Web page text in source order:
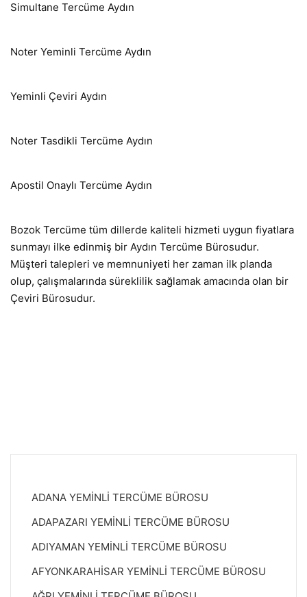
Simultane Tercüme Aydın
Noter Yeminli Tercüme Aydın
Yeminli Çeviri Aydın
Noter Tasdikli Tercüme Aydın
Apostil Onaylı Tercüme Aydın
Bozok Tercüme tüm dillerde kaliteli hizmeti uygun fiyatlara
sunmayı ilke edinmiş bir Aydın Tercüme Bürosudur.
Müşteri talepleri ve memnuniyeti her zaman ilk planda
olup, çalışmalarında süreklilik sağlamak amacında olan bir
Çeviri Bürosudur.
ADANA YEMİNLİ TERCÜME BÜROSU
ADAPAZARI YEMİNLİ TERCÜME BÜROSU
ADIYAMAN YEMİNLİ TERCÜME BÜROSU
AFYONKARAHİSAR YEMİNLİ TERCÜME BÜROSU